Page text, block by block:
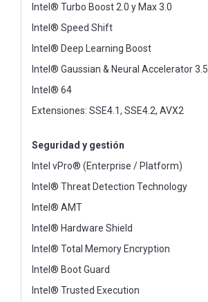
Intel® Turbo Boost 2.0 y Max 3.0
Intel® Speed Shift
Intel® Deep Learning Boost
Intel® Gaussian & Neural Accelerator 3.5
Intel® 64
Extensiones: SSE4.1, SSE4.2, AVX2
Seguridad y gestión
Intel vPro® (Enterprise / Platform)
Intel® Threat Detection Technology
Intel® AMT
Intel® Hardware Shield
Intel® Total Memory Encryption
Intel® Boot Guard
Intel® Trusted Execution